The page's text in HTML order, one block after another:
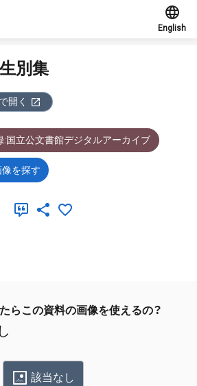
English
別集
開く
:国立公文書館デジタルアーカイブ
を探す
らこの資料の画像を使えるの？
該当なし